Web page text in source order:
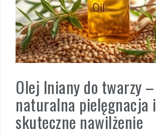
Olej lniany do twarzy –
naturalna pielęgnacja i
skuteczne nawilżenie